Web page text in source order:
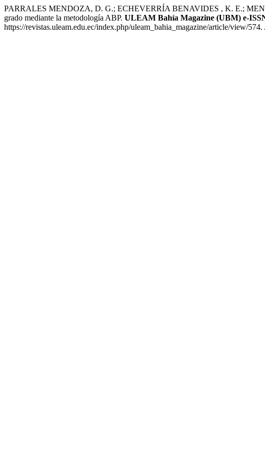
PARRALES MENDOZA, D. G.; ECHEVERRÍA BENAVIDES , K. E.;
grado mediante la metodología ABP. ULEAM Bahía Magazine (UBM) e-
https://revistas.uleam.edu.ec/index.php/uleam_bahia_magazine/article/view/574.